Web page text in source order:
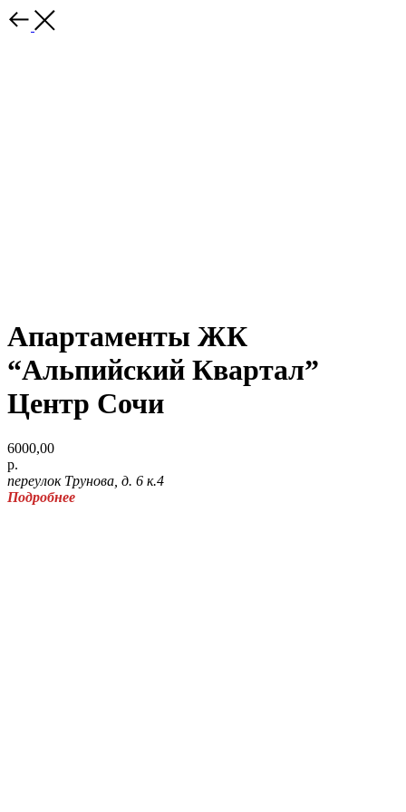
Апартаменты ЖК
“Альпийский Квартал”
Центр Сочи
6000,00
р.
переулок Трунова, д. 6 к.4
Подробнее